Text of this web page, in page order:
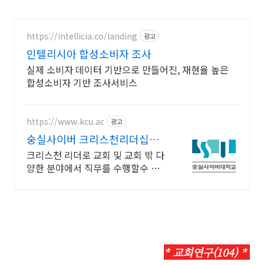
https://intellicia.co/landing 광고
인텔리시아 합성소비자 조사
실제 소비자 데이터 기반으로 만들어진, 재현율 높은
합성소비자 기반 조사서비스
https://www.kcu.ac 광고
숭실사이버 크리스천리더십학
과 신편입생 모집 중!
크리스천 리더로 교회 및 교회 밖 다
양한 분야에서 직무를 수행할수 있
*교회연구(104) *